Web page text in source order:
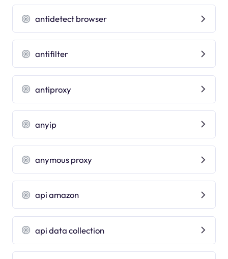
antidetect browser
antifilter
antiproxy
anyip
anymous proxy
api amazon
api data collection